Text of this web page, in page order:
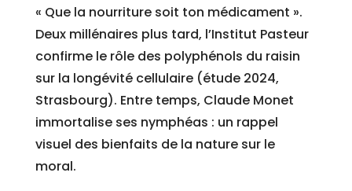
« Que la nourriture soit ton médicament ».
Deux millénaires plus tard, l’Institut Pasteur
confirme le rôle des polyphénols du raisin
sur la longévité cellulaire (étude 2024,
Strasbourg). Entre temps, Claude Monet
immortalise ses nymphéas : un rappel
visuel des bienfaits de la nature sur le
moral.